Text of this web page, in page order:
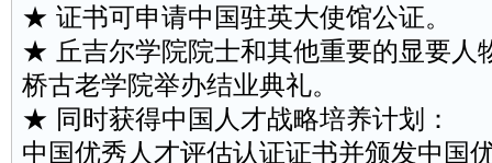
★ 证书可申请中国驻英大使馆公证。
★ 丘吉尔学院院士和其他重要的显要人
桥古老学院举办结业典礼。
★ 同时获得中国人才战略培养计划：
中国优秀人才评估认证证书并颁发中国